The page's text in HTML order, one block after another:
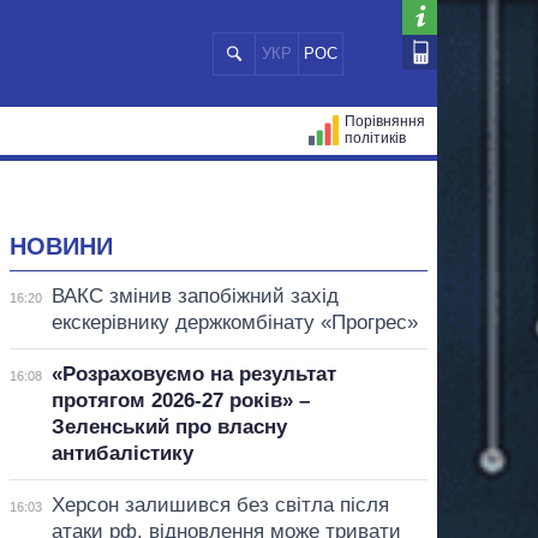
УКР РОС
Порівняння
політиків
НОВИНИ
16:20
ВАКС змінив запобіжний захід
екскерівнику держкомбінату «Прогрес»
16:08
«Розраховуємо на результат
протягом 2026-27 років» –
Зеленський про власну
антибалістику
16:03
Херсон залишився без світла після
атаки рф, відновлення може тривати